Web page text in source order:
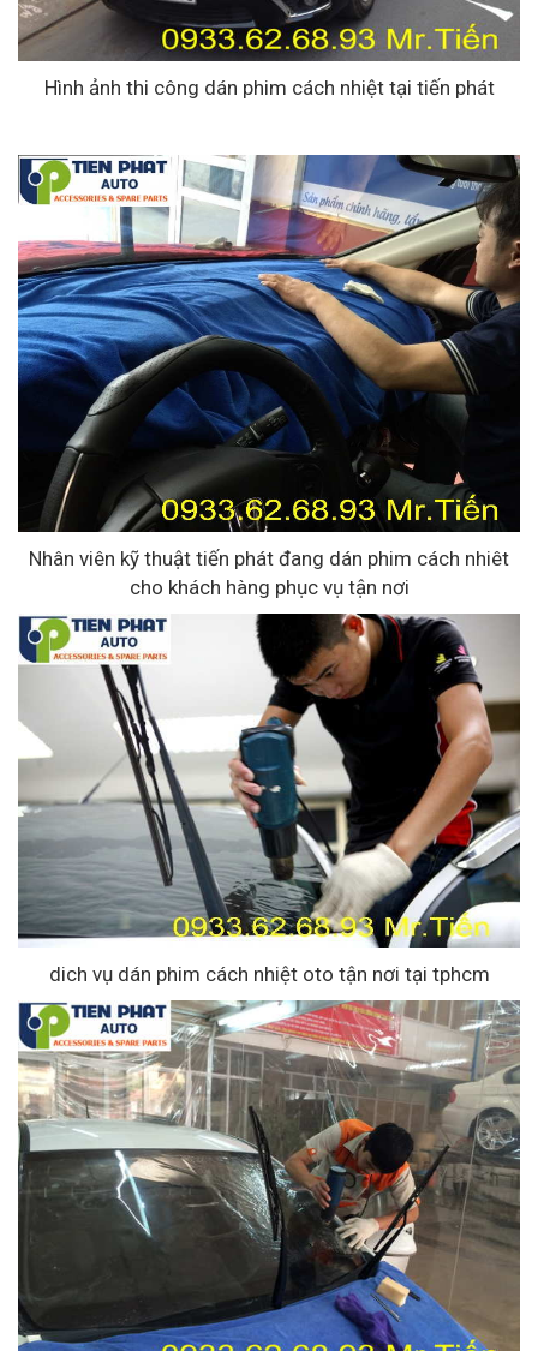
Hình ảnh thi công dán phim cách nhiệt tại tiến phát
Nhân viên kỹ thuật tiến phát đang dán phim cách nhiêt
cho khách hàng phục vụ tận nơi
dich vụ dán phim cách nhiệt oto tận nơi tại tphcm